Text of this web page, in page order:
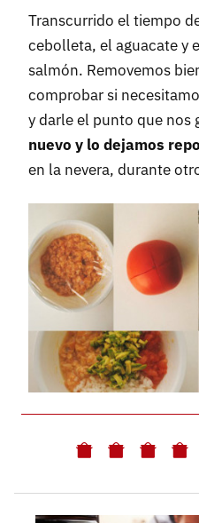
Transcurrido el tiempo
cebolleta, el aguacate y
salmón. Removemos
comprobar si
y darle el punto que nos
nuevo y lo dejamos
en la nevera, durante